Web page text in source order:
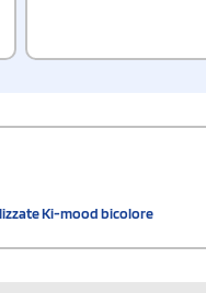
Ki-mood bicolore